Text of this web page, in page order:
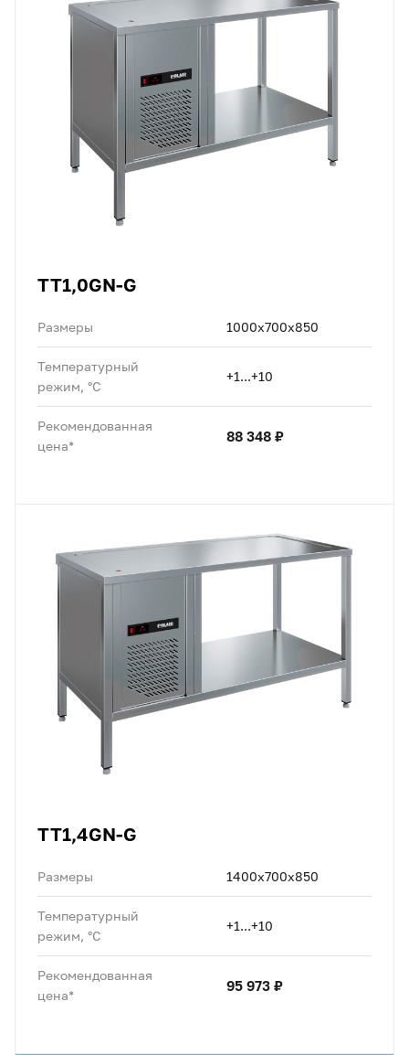
TT1,0GN-G
Размеры 1000х700х850
Температурный
режим, °C
+1...+10
Рекомендованная
цена*
88 348 ₽
TT1,4GN-G
Размеры 1400х700х850
Температурный
режим, °C
+1...+10
Рекомендованная
цена*
95 973 ₽